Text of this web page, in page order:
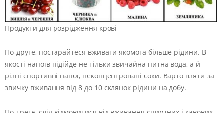
Продукти для розрідження крові
По-друге, постарайтеся вживати якомога більше рідини. В
якості напоїв підійде не тільки звичайна питна вода, а й
різні спортивні напої, неконцентровані соки. Варто взяти за
звичку вживання від 8 до 10 склянок рідини на добу.